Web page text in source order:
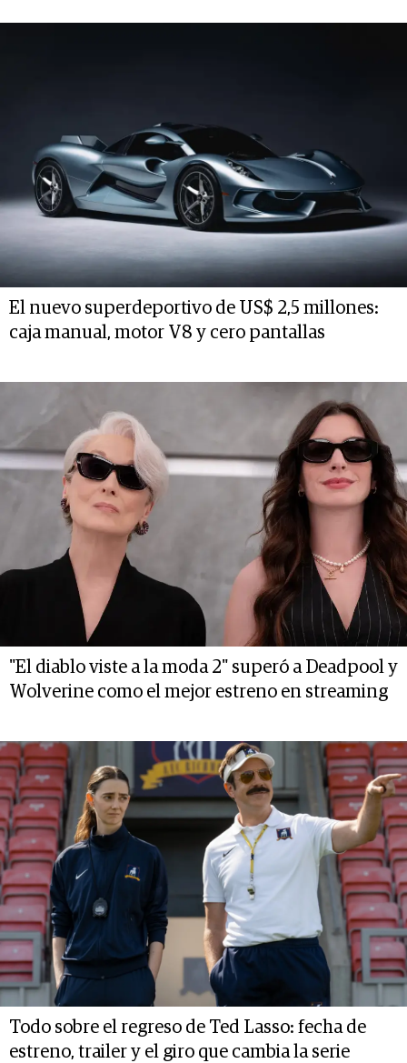
El nuevo superdeportivo de US$ 2,5 millones:
caja manual, motor V8 y cero pantallas
"El diablo viste a la moda 2" superó a Deadpool y
Wolverine como el mejor estreno en streaming
Todo sobre el regreso de Ted Lasso: fecha de
estreno, trailer y el giro que cambia la serie